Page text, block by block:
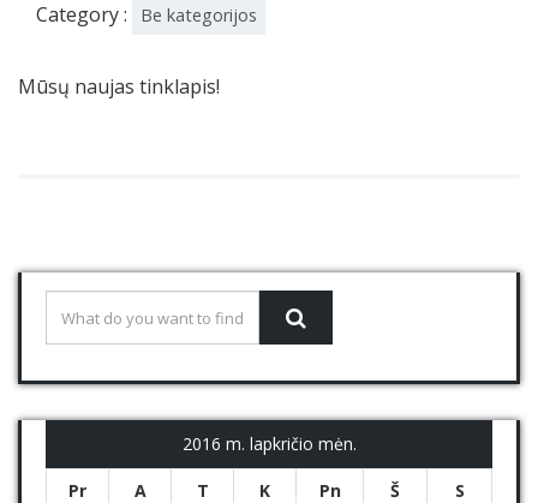
Category : Be kategorijos
Mūsų naujas tinklapis!
2016 m. lapkričio mėn.
Pr A T K Pn Š
S